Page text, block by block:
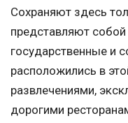
Сохраняют здесь
представляют
государственные и
расположились в
развлечениями,
дорогими